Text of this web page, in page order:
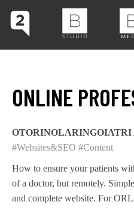
ONLINE
OTORINOLARINGOIATRI
#Websites&SEO #Content
How to ensure your patients
of a doctor, but remotely.
and complete website. For